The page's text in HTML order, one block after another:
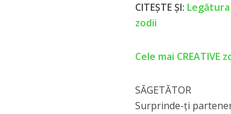
CITEȘTE ȘI:
zodii
Cele mai
SĂGETĂTOR
Surprinde-ți